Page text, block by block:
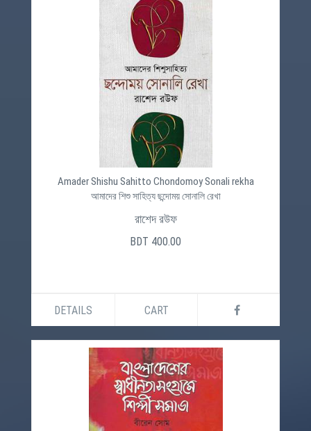
Amader Shishu Sahitto Chondomoy Sonali rekha
আমাদের শিশু সাহিত্য ছন্দোময় সোনালি রেখা
রাশেদ রউফ
BDT 400.00
DETAILS CART